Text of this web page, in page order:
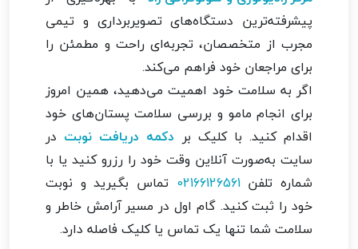
پیشرفته‌ترین دستگاه‌های تصویربرداری و تیمی
مجرب از متخصصان، تجربه‌ای راحت و مطمئن را
برای مراجعان خود فراهم می‌کند.
اگر به سلامت خود اهمیت می‌دهید، همین امروز
برای انجام مامو و بررسی سلامت پستان‌های خود
اقدام کنید. با کلیک بر دکمه دریافت نوبت در
سایت به‌صورت آنلاین وقت خود را رزرو کنید یا با
شماره تلفن02166126561 تماس بگیرید و نوبت
خود را ثبت کنید. گام اول در مسیر آرامش خاطر و
سلامت شما تنها یک تماس یا کلیک فاصله دارد.